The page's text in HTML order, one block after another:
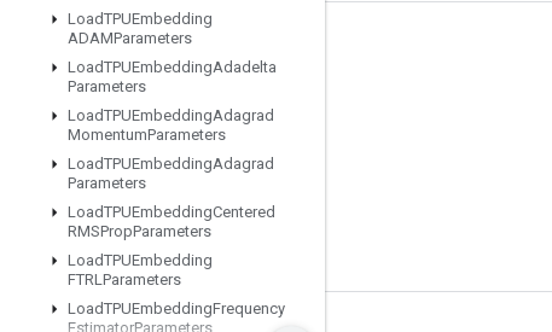
LoadTPUEmbedding
ADAMParameters
LoadTPUEmbeddingAdadelta
Parameters
LoadTPUEmbeddingAdagrad
MomentumParameters
LoadTPUEmbeddingAdagrad
Parameters
LoadTPUEmbeddingCentered
RMSPropParameters
LoadTPUEmbedding
FTRLParameters
LoadTPUEmbeddingFrequency
EstimatorParameters
Rester connecté
Forum
GitHub
Twitter
YouTube